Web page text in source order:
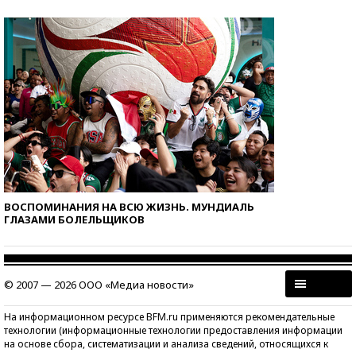
ВОСПОМИНАНИЯ НА ВСЮ ЖИЗНЬ. МУНДИАЛЬ
ГЛАЗАМИ БОЛЕЛЬЩИКОВ
© 2007 — 2026 ООО «Медиа новости»
На информационном ресурсе BFM.ru применяются рекомендательные
технологии (информационные технологии предоставления информации
на основе сбора, систематизации и анализа сведений, относящихся к